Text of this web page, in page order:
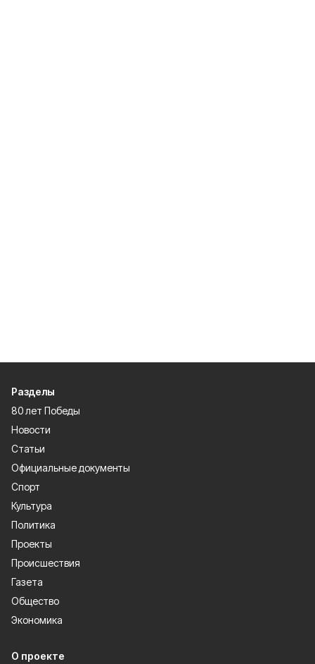
Разделы
80 лет Победы
Новости
Статьи
Официальные документы
Спорт
Культура
Политика
Проекты
Происшествия
Газета
Общество
Экономика
О проекте